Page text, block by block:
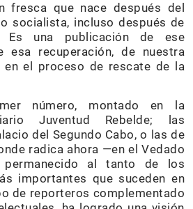
fresca que nace después del
socialista, incluso después de
Es una publicación de ese
esa recuperación, de nuestra
en el proceso de rescate de la
número, montado en la
Juventud Rebelde; las
del Segundo Cabo, o las de
radica ahora —en el Vedado
al tanto de los
importantes que suceden en
de reporteros complementado